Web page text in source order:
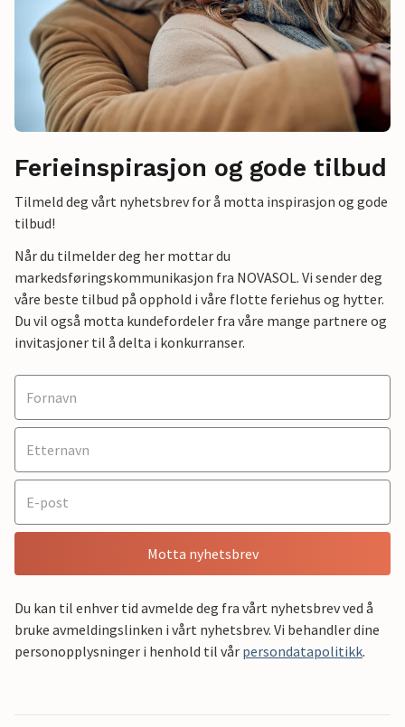
Ferieinspirasjon og gode tilbud
Tilmeld deg vårt nyhetsbrev for å motta inspirasjon og gode
tilbud!
Når du tilmelder deg her mottar du
markedsføringskommunikasjon fra NOVASOL. Vi sender deg
våre beste tilbud på opphold i våre flotte feriehus og hytter.
Du vil også motta kundefordeler fra våre mange partnere og
invitasjoner til å delta i konkurranser.
Motta nyhetsbrev
Du kan til enhver tid avmelde deg fra vårt nyhetsbrev ved å
bruke avmeldingslinken i vårt nyhetsbrev. Vi behandler dine
personopplysninger i henhold til vår persondatapolitikk.